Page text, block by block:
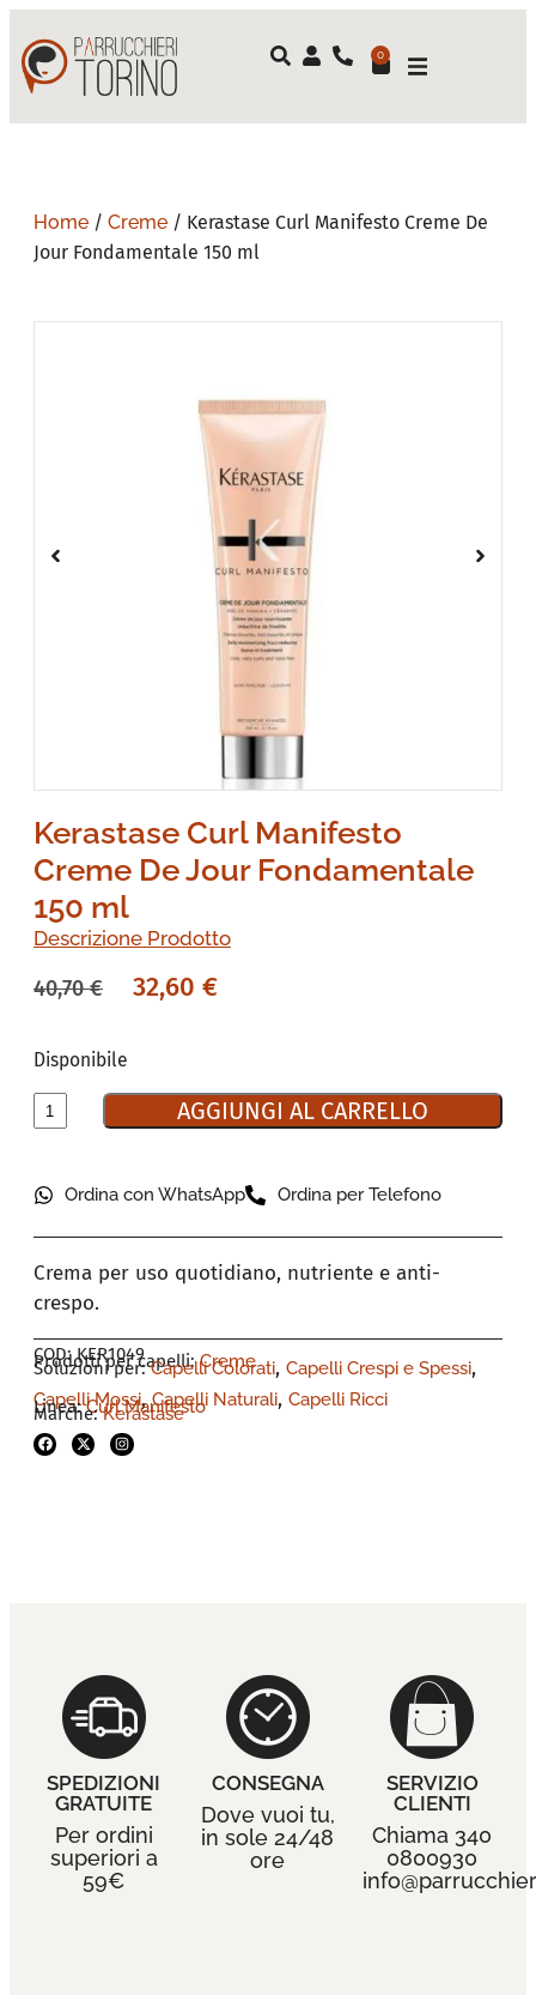
0
Home / Creme / Kerastase Curl Manifesto Creme De
Jour Fondamentale 150 ml
Kerastase Curl Manifesto
Creme De Jour Fondamentale
150 ml
Descrizione Prodotto
40,70€ 32,60 €
Disponibile
AGGIUNGI AL CARRELLO
Ordina con WhatsApp Ordina per Telefono
Crema per uso quotidiano, nutriente e anti-
crespo.
COD: KER1049
Prodotti per capelli:Creme
Soluzioni per:Capelli Colorati, Capelli Crespi e Spessi,
Capelli Mossi, Capelli Naturali, Capelli Ricci
Linea:Curl Manifesto
Marche:Kerastase
SPEDIZIONI
GRATUITE
Per ordini
superiori a
59€
CONSEGNA
Dove vuoi tu,
in sole 24/48
ore
SERVIZIO
CLIENTI
Chiama 340
0800930